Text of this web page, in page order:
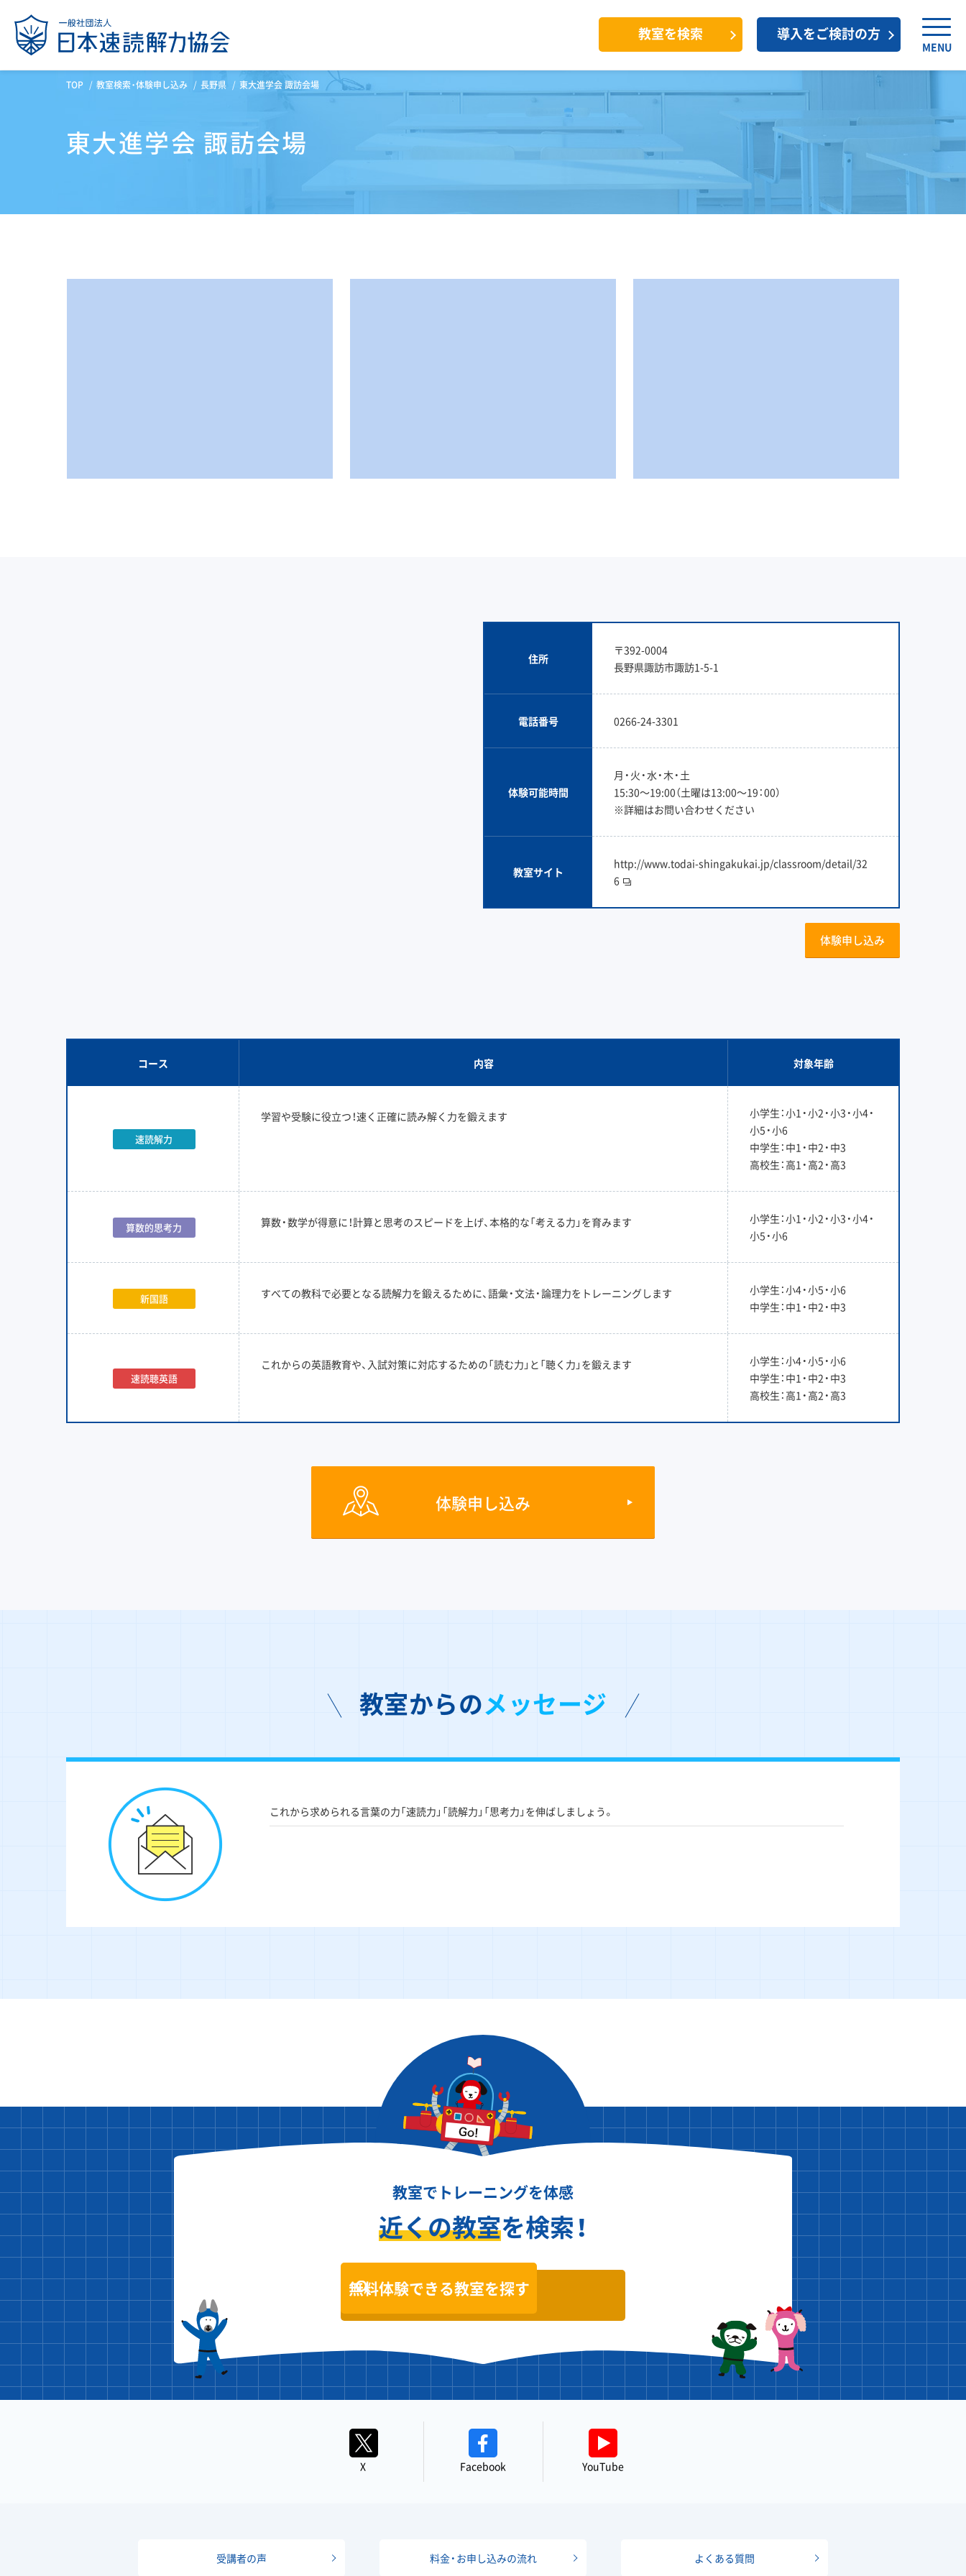
教室を検索 導入をご検討の方
MENU
TOP 教室検索・体験申し込み 長野県 東大進学会 諏訪会場
東大進学会 諏訪会場
住所
〒392-0004
長野県諏訪市諏訪1-5-1
電話番号 0266-24-3301
体験可能時間
月・火・水・木・土
15:30〜19:00（土曜は13:00〜19：00）
※詳細はお問い合わせください
教室サイト
http://www.todai-shingakukai.jp/classroom/detail/32
6
体験申し込み
コース 内容 対象年齢
速読解力
学習や受験に役立つ！速く正確に読み解く力を鍛えます
小学生：小1・小2・小3・小4・
小5・小6
中学生：中1・中2・中3
高校生：高1・高2・高3
算数的思考力 算数・数学が得意に！計算と思考のスピードを上げ、本格的な「考える力」を育みます
小学生：小1・小2・小3・小4・
小5・小6
新国語 すべての教科で必要となる読解力を鍛えるために、語彙・文法・論理力をトレーニングします
小学生：小4・小5・小6
中学生：中1・中2・中3
速読聴英語
これからの英語教育や、入試対策に対応するための「読む力」と「聴く力」を鍛えます
小学生：小4・小5・小6
中学生：中1・中2・中3
高校生：高1・高2・高3
体験申し込み
教室からのメッセージ
これから求められる言葉の力「速読力」「読解力」「思考力」を伸ばしましょう。
教室でトレーニングを体感
近くの教室を検索！
無料体験できる教室を探す
X Facebook YouTube
受講者の声 料金・お申し込みの流れ よくある質問